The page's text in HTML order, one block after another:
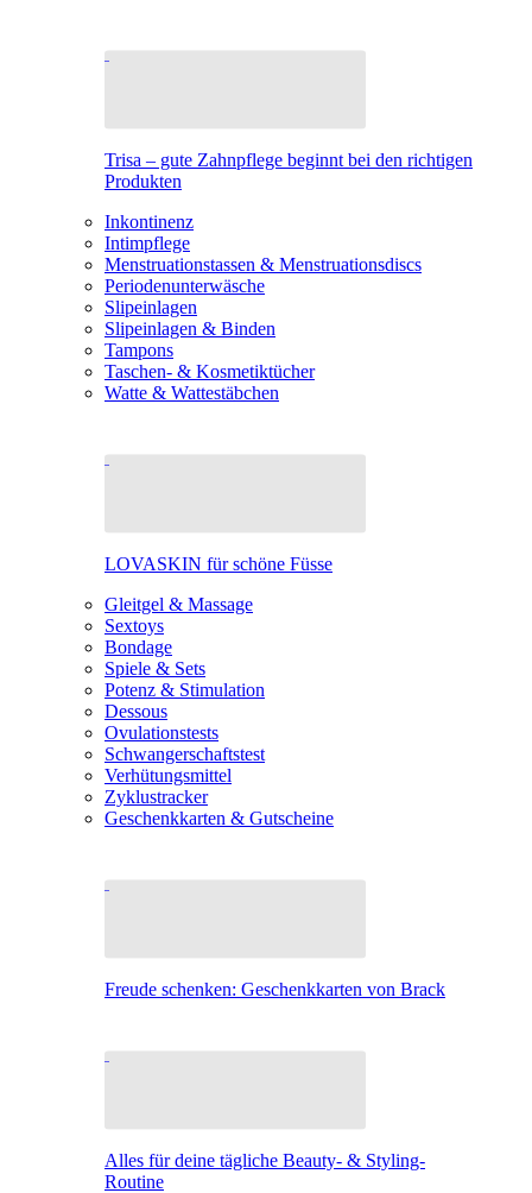
Trisa – gute Zahnpflege beginnt bei den richtigen
Produkten
Inkontinenz
Intimpflege
Menstruationstassen & Menstruationsdiscs
Periodenunterwäsche
Slipeinlagen
Slipeinlagen & Binden
Tampons
Taschen- & Kosmetiktücher
Watte & Wattestäbchen
LOVASKIN für schöne Füsse
Gleitgel & Massage
Sextoys
Bondage
Spiele & Sets
Potenz & Stimulation
Dessous
Ovulationstests
Schwangerschaftstest
Verhütungsmittel
Zyklustracker
Geschenkkarten & Gutscheine
Freude schenken: Geschenkkarten von Brack
Alles für deine tägliche Beauty- & Styling-
Routine